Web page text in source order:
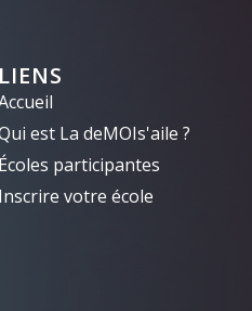
LIENS
est La deMOIs'aile ?
Écoles participantes
Inscrire votre école